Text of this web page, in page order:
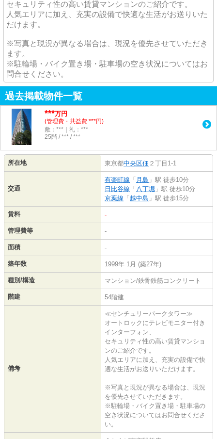
セキュリティ性の高い賃貸マンションのご紹介です。
人気エリアに加え、充実の設備で快適な生活がお送りいた
だけます。
※写真と現況が異なる場合は、現況を優先させていただき
ます。
※駐輪場・バイク置き場・駐車場の空き状況についてはお
問合せください。
過去掲載物件一覧
***万円
(管理費・共益費 ***円)
敷：***｜礼：***
25階 / *** / ***
所在地 東京都中央区佃 ２丁目1-1
交通
有楽町線 「 月島 」駅 徒歩10分
日比谷線 「 八丁堀 」駅 徒歩10分
京葉線 「 越中島 」駅 徒歩15分
賃料 -
管理費等 -
面積 -
築年数 1999年 1月 (築27年)
種別/構造 マンション/鉄骨鉄筋コンクリート
階建 54階建
備考
≪センチュリーパークタワー≫
オートロックにテレビモニター付き
インターフォン、
セキュリティ性の高い賃貸マンショ
ンのご紹介です。
人気エリアに加え、充実の設備で快
適な生活がお送りいただけます。
※写真と現況が異なる場合は、現況
を優先させていただきます。
※駐輪場・バイク置き場・駐車場の
空き状況についてはお問合せくださ
い。